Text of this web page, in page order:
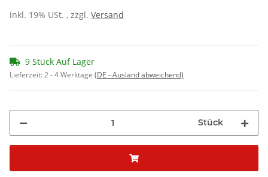
inkl. 19% USt. , zzgl. Versand
9 Stück Auf Lager
Lieferzeit:2 - 4 Werktage (DE - Ausland abweichend)
Stück